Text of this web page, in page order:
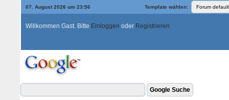
07. August 2026 um 23:56 Template wählen:
Willkommen Gast. Bitte Einloggen oder Registrieren